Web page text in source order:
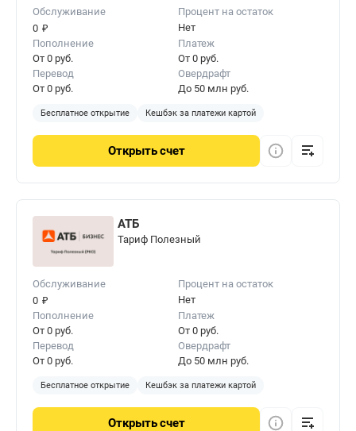
Обслуживание
0 ₽
Процент на остаток
Нет
Пополнение
От 0 руб.
Платеж
От 0 руб.
Перевод
От 0 руб.
Овердрафт
До 50 млн руб.
Бесплатное открытие Кешбэк за платежи картой
Открытьсчет
АТБ
Тариф Полезный
Обслуживание
0 ₽
Процент на остаток
Нет
Пополнение
От 0 руб.
Платеж
От 0 руб.
Перевод
От 0 руб.
Овердрафт
До 50 млн руб.
Бесплатное открытие Кешбэк за платежи картой
Открытьсчет